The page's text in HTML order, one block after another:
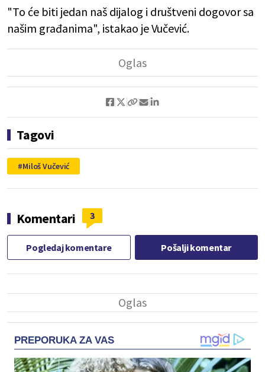
"To će biti jedan naš dijalog i društveni dogovor sa
našim građanima", istakao je Vučević.
Tagovi
Miloš Vučević
Komentari 3
Pogledaj komentare Pošalji komentar
PREPORUKA ZA VAS